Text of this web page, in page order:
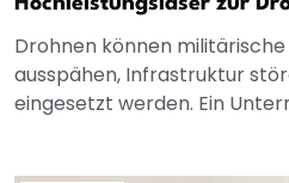
Drohnen können
ausspähen, Infrastruktur
eingesetzt werden. Ein